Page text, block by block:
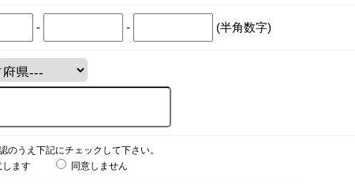
- - (半角数字)
のうえ下記にチェックして下さい。
します
同意しません